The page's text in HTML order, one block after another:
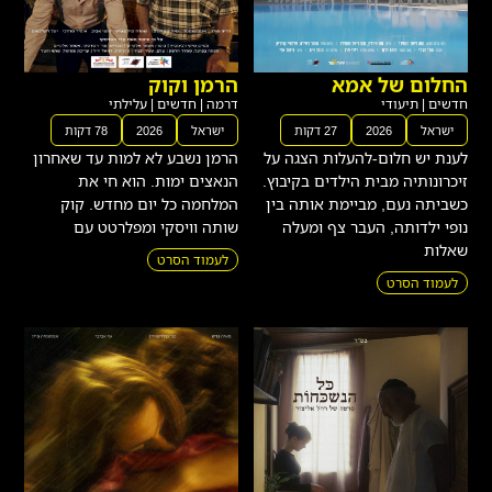
החלום של אמא
חדשים |תיעודי
ישראל 2026 27 דקות
לענת יש חלום-להעלות הצגה על
זיכרונותיה מבית הילדים בקיבוץ.
כשביתה נעם, מביימת אותה בין
נופי ילדותה, העבר צף ומעלה
שאלות
לעמוד הסרט
הרמן וקוק
דרמה | חדשים | עלילתי
ישראל 2026 78 דקות
הרמן נשבע לא למות עד שאחרון
הנאצים ימות. הוא חי את
המלחמה כל יום מחדש. קוק
שותה וויסקי ומפלרטט עם
לעמוד הסרט